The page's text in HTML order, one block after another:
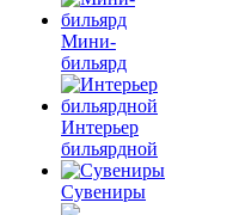
Мини-
бильярд
Интерьер
бильярдной
Сувениры